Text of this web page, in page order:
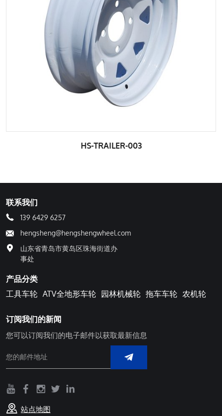
HS-TRAILER-003
联系我们
139 6429 6257
hengsheng@hengshengwheel.com
山东省青岛市黄岛区珠海街道办
事处
产品分类
工具车轮 ATV全地形车轮 园林机械轮 拖车车轮 农机轮
订阅我们的新闻
您可以订阅我们的电子邮件以获取最新信息
站点地图